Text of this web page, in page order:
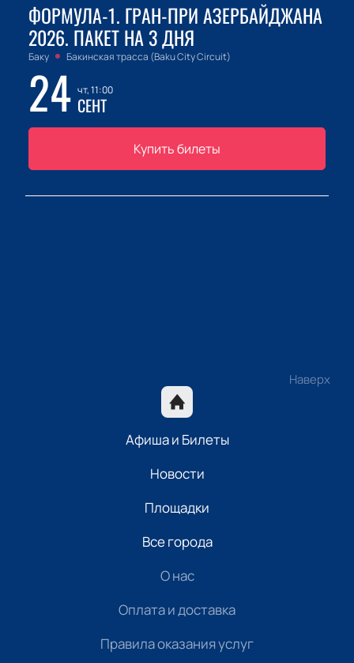
ФОРМУЛА-1. ГРАН-ПРИ АЗЕРБАЙДЖАНА
2026. ПАКЕТ НА 3 ДНЯ
Баку Бакинская трасса (Baku City Circuit)
24 чт, 11:00
СЕНТ
Купить билеты
Наверх
Афиша и Билеты
Новости
Площадки
Все города
О нас
Оплата и доставка
Правила оказания услуг